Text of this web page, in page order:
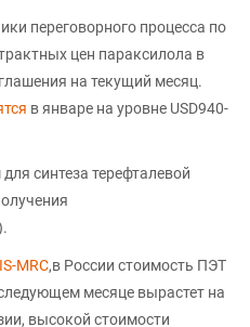
переговорного процесса по
цен параксилола в
на текущий месяц.
в январе на уровне USD940-
синтеза терефталевой
MRC,в России стоимость ПЭТ
месяце вырастет на
высокой стоимости